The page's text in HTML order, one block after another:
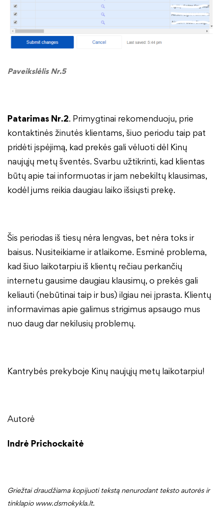
Paveikslėlis Nr.5
Patarimas Nr.2. Primygtinai rekomenduoju, prie
kontaktinės žinutės klientams, šiuo periodu taip pat
pridėti įspėjimą, kad prekės gali vėluoti dėl Kinų
naujųjų metų šventės. Svarbu užtikrinti, kad klientas
būtų apie tai informuotas ir jam nebekiltų klausimas,
kodėl jums reikia daugiau laiko išsiųsti prekę.
Šis periodas iš tiesų nėra lengvas, bet nėra toks ir
baisus. Nusiteikiame ir atlaikome. Esminė problema,
kad šiuo laikotarpiu iš klientų rečiau perkančių
internetu gausime daugiau klausimų, o prekės gali
keliauti (nebūtinai taip ir bus) ilgiau nei įprasta. Klientų
informavimas apie galimus strigimus apsaugo mus
nuo daug dar nekilusių problemų.
Kantrybės prekyboje Kinų naujųjų metų laikotarpiu!
Autorė
Indrė Prichockaitė
Griežtai draudžiama kopijuoti tekstą nenurodant teksto autorės ir
tinklapio www.dsmokykla.lt.